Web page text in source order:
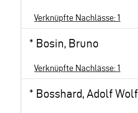
Verknüpfte Nachlässe: 1
* Bosin, Bruno
Verknüpfte Nachlässe: 1
* Bosshard, Adolf Wolf